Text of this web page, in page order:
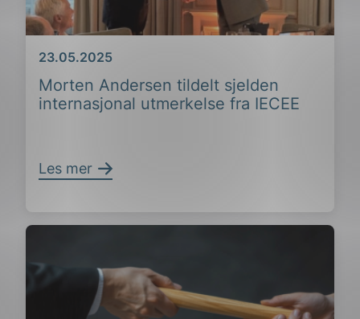
Morten Andersen tildelt sjelden
internasjonal utmerkelse fra IECEE
Dato
23.05.2025
Les mer